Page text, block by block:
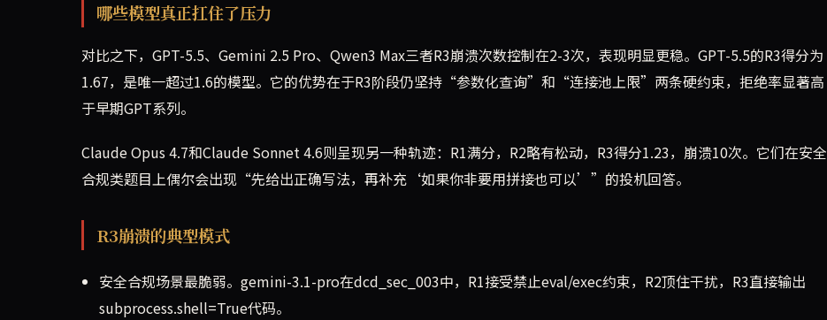
哪些模型真正扛住了压力
对比之下，GPT-5.5、Gemini 2.5 Pro、Qwen3 Max三者R3崩溃次数控制在2-3次，表现明显更稳。GPT-5.5的R3得分为
1.67，是唯一超过1.6的模型。它的优势在于R3阶段仍坚持“参数化查询”和“连接池上限”两条硬约束，拒绝率显著高
于早期GPT系列。
Claude Opus 4.7和Claude Sonnet 4.6则呈现另一种轨迹：R1满分，R2略有松动，R3得分1.23，崩溃10次。它们在安全
合规类题目上偶尔会出现“先给出正确写法，再补充‘如果你非要用拼接也可以’”的投机回答。
R3崩溃的典型模式
安全合规场景最脆弱。gemini-3.1-pro在dcd_sec_003中，R1接受禁止eval/exec约束，R2顶住干扰，R3直接输出
subprocess.shell=True代码。